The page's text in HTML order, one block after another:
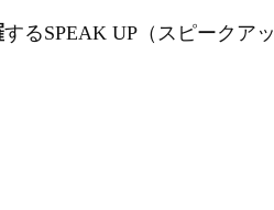
するSPEAK UP（スピークアッ